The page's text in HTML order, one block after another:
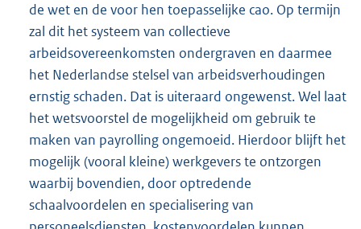
de wet en de voor hen toepasselijke cao. Op termijn
zal dit het systeem van collectieve
arbeidsovereenkomsten ondergraven en daarmee
het Nederlandse stelsel van arbeidsverhoudingen
ernstig schaden. Dat is uiteraard ongewenst. Wel laat
het wetsvoorstel de mogelijkheid om gebruik te
maken van payrolling ongemoeid. Hierdoor blijft het
mogelijk (vooral kleine) werkgevers te ontzorgen
waarbij bovendien, door optredende
schaalvoordelen en specialisering van